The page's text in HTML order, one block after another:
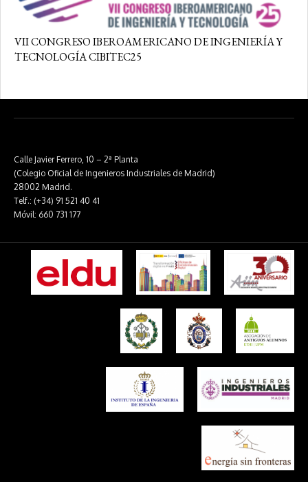
VII CONGRESO IBEROAMERICANO DE INGENIERÍA Y
TECNOLOGÍA CIBITEC25
Calle Javier Ferrero, 10 – 2ª Planta
(Colegio Oficial de Ingenieros Industriales de Madrid)
28002 Madrid.
Telf.: (+34) 91 521 40 41
Móvil: 660 731 177